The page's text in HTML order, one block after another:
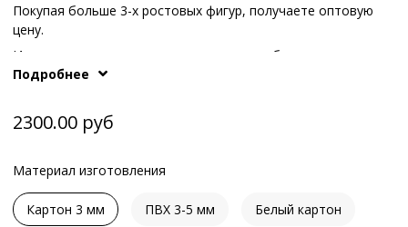
Покупая больше 3-х ростовых фигур, получаете оптовую
цену.
Иные варианты опоры или конструкции обсуждаются с
нашими менеджерам по телефонам или в
Подробнее
2300.00 руб
Материал изготовления
Картон 3 мм ПВХ 3-5 мм Белый картон